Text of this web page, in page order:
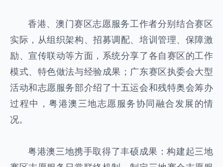
香港、澳门赛区志愿服务工作者分别结合赛区
实际，从组织架构、招募调配、培训管理、保障激
励、宣传联动等方面，系统分享了各自赛区的工作
模式、特色做法与经验成果；广东赛区执委会大型
活动和志愿服务部介绍了十五运会和残特奥会筹办
过程中，粤港澳三地志愿服务协同融合发展的情
况。
粤港澳三地携手取得了丰硕成果：构建起三地